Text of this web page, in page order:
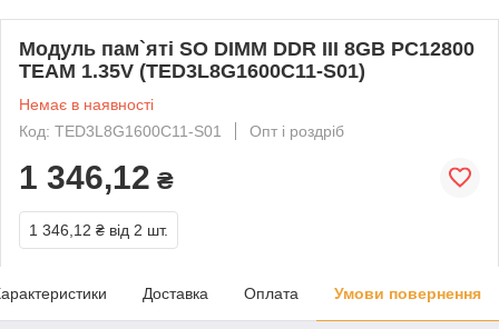
Модуль пам`яті SO DIMM DDR III 8GB PC12800
TEAM 1.35V (TED3L8G1600C11-S01)
Немає в наявності
Код: TED3L8G1600C11-S01
Опт і роздріб
1 346,12 ₴
1 346,12 ₴ від 2 шт.
Доставка Оплата Умови повернення